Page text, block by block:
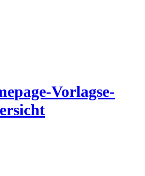
Vorlagse-